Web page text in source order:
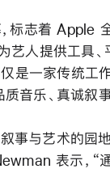
标志着 Apple
艺人提供工具
是一家传统工
音乐、真诚叙
与艺术的园
表示，“